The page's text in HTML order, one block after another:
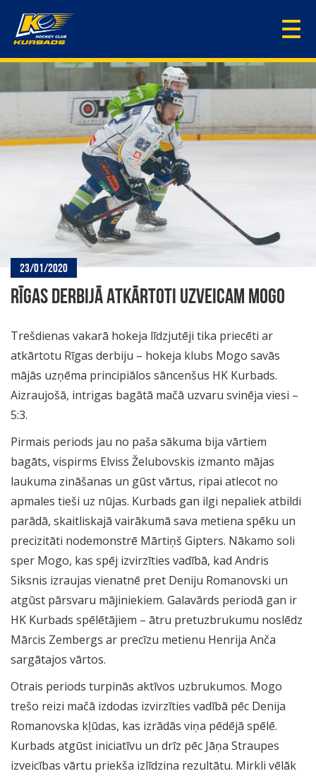
23/01/2020
RĪGAS DERBIJĀ ATKĀRTOTI UZVEICAM MOGO
Trešdienas vakarā hokeja līdzjutēji tika priecēti ar
atkārtotu Rīgas derbiju – hokeja klubs Mogo savās
mājās uzņēma principiālos sāncenšus HK Kurbads.
Aizraujošā, intrigas bagātā mačā uzvaru svinēja viesi –
5:3.
Pirmais periods jau no paša sākuma bija vārtiem
bagāts, vispirms Elviss Želubovskis izmanto mājas
laukuma zināšanas un gūst vārtus, ripai atlecot no
apmales tieši uz nūjas. Kurbads gan ilgi nepaliek atbildi
parādā, skaitliskajā vairākumā sava metiena spēku un
precizitāti nodemonstrē Mārtiņš Gipters. Nākamo soli
sper Mogo, kas spēj izvirzīties vadībā, kad Andris
Siksnis izraujas vienatnē pret Deniju Romanovski un
atgūst pārsvaru mājiniekiem. Galavārds periodā gan ir
HK Kurbads spēlētājiem – ātru pretuzbrukumu noslēdz
Mārcis Zembergs ar precīzu metienu Henrija Anča
sargātajos vārtos.
Otrais periods turpinās aktīvos uzbrukumos. Mogo
trešo reizi mačā izdodas izvirzīties vadībā pēc Denija
Romanovska kļūdas, kas izrādās viņa pēdējā spēlē.
Kurbads atgūst iniciatīvu un drīz pēc Jāņa Straupes
izveicības vārtu priekša izlīdzina rezultātu. Mirkli vēlāk